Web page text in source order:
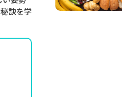
訣を学